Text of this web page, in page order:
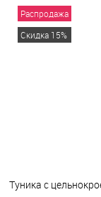
Распродажа
Скидка 15%
Туника с